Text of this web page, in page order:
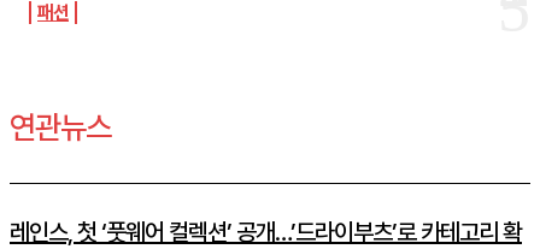
패션
연관뉴스
레인스, 첫 ‘풋웨어 컬렉션’ 공개…’드라이부츠’로 카테고리 확